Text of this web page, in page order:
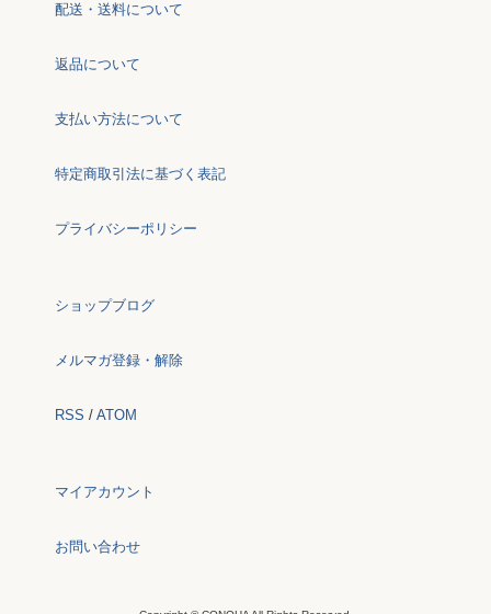
配送・送料について
返品について
支払い方法について
特定商取引法に基づく表記
プライバシーポリシー
ショップブログ
メルマガ登録・解除
RSS / ATOM
マイアカウント
お問い合わせ